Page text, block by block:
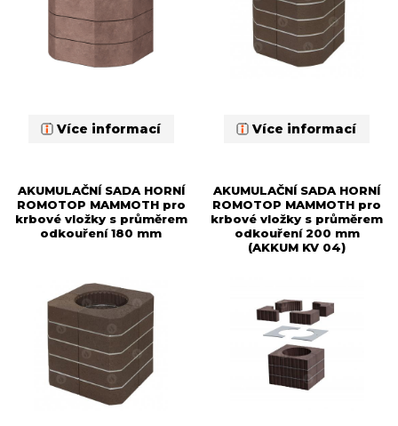
Více informací Více informací
AKUMULAČNÍ SADA HORNÍ
ROMOTOP MAMMOTH pro
krbové vložky s průměrem
odkouření 180 mm
AKUMULAČNÍ SADA HORNÍ
ROMOTOP MAMMOTH pro
krbové vložky s průměrem
odkouření 200 mm
(AKKUM KV 04)